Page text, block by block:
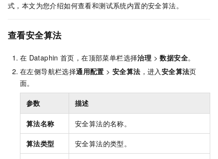
式，本文为您介绍如何查看和测试系统内置的安全算法。
查看安全算法
在 Dataphin 首页，在顶部菜单栏选择治理 >数据安全。
在左侧导航栏选择通用配置 >安全算法 ，进入安全算法页
面。
参数 描述
算法名称 安全算法的名称。
算法类型 安全算法的类型。